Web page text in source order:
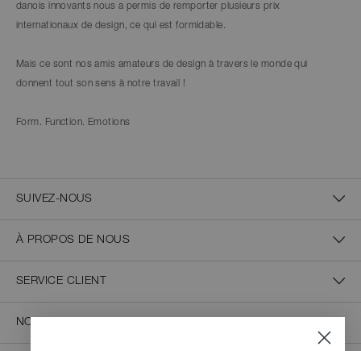
danois innovants nous a permis de remporter plusieurs prix
internationaux de design, ce qui est formidable.
Mais ce sont nos amis amateurs de design à travers le monde qui
donnent tout son sens à notre travail !
Form. Function. Emotions
SUIVEZ-NOUS
À PROPOS DE NOUS
SERVICE CLIENT
NOUS CONTACTER